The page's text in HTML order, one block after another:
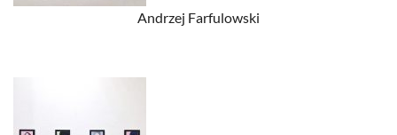
Andrzej Farfulowski